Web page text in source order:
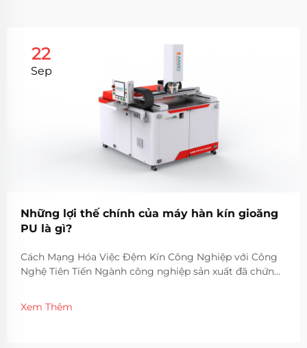
22
Sep
Những lợi thế chính của máy hàn kín gioăng
PU là gì?
Cách Mạng Hóa Việc Đệm Kín Công Nghiệp với Công
Nghệ Tiên Tiến Ngành công nghiệp sản xuất đã chứng
kín, khi máy đệm kín PU nổi lên như một giải pháp đột
phá. Thiết bị tinh vi này...
Xem Thêm